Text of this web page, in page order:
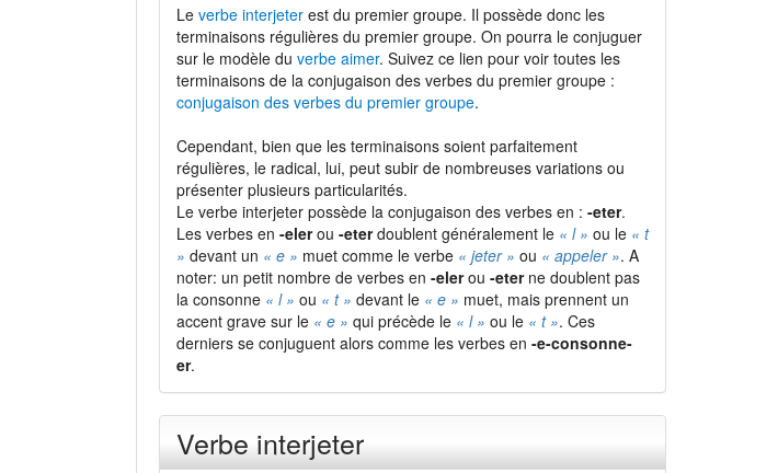
Le verbe interjeterest du premier groupe. Il possède donc les
terminaisons régulières du premier groupe. On pourra le conjuguer
sur le modèle du verbe aimer. Suivez ce lien pour voir toutes les
terminaisons de la conjugaison des verbes du premier groupe :
conjugaison des verbes du premier groupe.
Cependant, bien que les terminaisons soient parfaitement
régulières, le radical, lui, peut subir de nombreuses variations ou
présenter plusieurs particularités.
Le verbe interjeter possède la conjugaison des verbes en : -eter.
Les verbes en -elerou -eterdoublent généralement le « l » ou le « t
» devant un « e » muet comme le verbe « jeter » ou « appeler ». A
noter: un petit nombre de verbes en -elerou -eterne doublent pas
la consonne « l » ou « t » devant le « e » muet, mais prennent un
accent grave sur le « e » qui précède le « l » ou le « t ». Ces
derniers se conjuguent alors comme les verbes en -e-consonne-
er.
Verbe interjeter